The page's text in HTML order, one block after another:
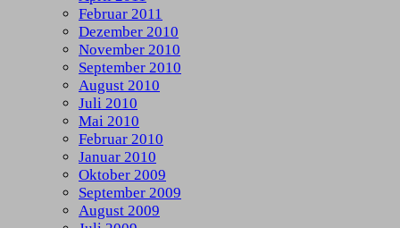
Februar 2011
Dezember 2010
November 2010
September 2010
August 2010
Juli 2010
Mai 2010
Februar 2010
Januar 2010
Oktober 2009
September 2009
August 2009